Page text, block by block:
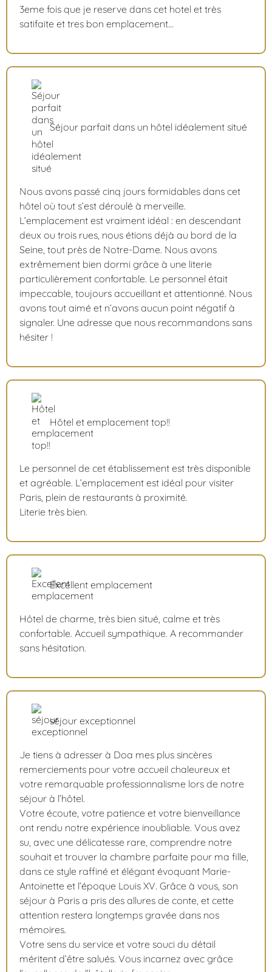
3eme fois que je reserve dans cet hotel et très
satifaite et tres bon emplacement...
Séjour parfait dans un hôtel idéalement situé
Nous avons passé cinq jours formidables dans cet
hôtel où tout s’est déroulé à merveille.
L’emplacement est vraiment idéal : en descendant
deux ou trois rues, nous étions déjà au bord de la
Seine, tout près de Notre-Dame. Nous avons
extrêmement bien dormi grâce à une literie
particulièrement confortable. Le personnel était
impeccable, toujours accueillant et attentionné. Nous
avons tout aimé et n’avons aucun point négatif à
signaler. Une adresse que nous recommandons sans
hésiter !
Hôtel et emplacement top!!
Le personnel de cet établissement est très disponible
et agréable. L’emplacement est idéal pour visiter
Paris, plein de restaurants à proximité.
Literie très bien.
Excellent emplacement
Hôtel de charme, très bien situé, calme et très
confortable. Accueil sympathique. A recommander
sans hésitation.
séjour exceptionnel
Je tiens à adresser à Doa mes plus sincères
remerciements pour votre accueil chaleureux et
votre remarquable professionnalisme lors de notre
séjour à l’hôtel.
Votre écoute, votre patience et votre bienveillance
ont rendu notre expérience inoubliable. Vous avez
su, avec une délicatesse rare, comprendre notre
souhait et trouver la chambre parfaite pour ma fille,
dans ce style raffiné et élégant évoquant Marie-
Antoinette et l’époque Louis XV. Grâce à vous, son
séjour à Paris a pris des allures de conte, et cette
attention restera longtemps gravée dans nos
mémoires.
Votre sens du service et votre souci du détail
méritent d’être salués. Vous incarnez avec grâce